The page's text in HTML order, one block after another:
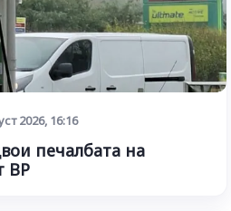
2026, 16:16
печалбата на
BP